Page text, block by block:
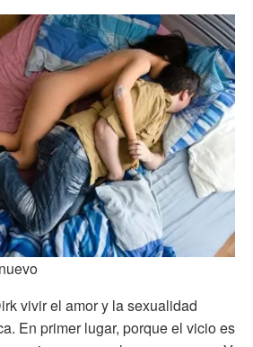
vivir el amor y la sexualidad
En primer lugar, porque el vicio es